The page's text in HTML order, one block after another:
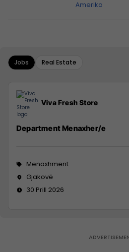
Uashington DC
Amerika
Jobs Real Estate
Viva Fresh Store
Department Menaxher/e
Menaxhment
Gjakovë
30 Prill 2026